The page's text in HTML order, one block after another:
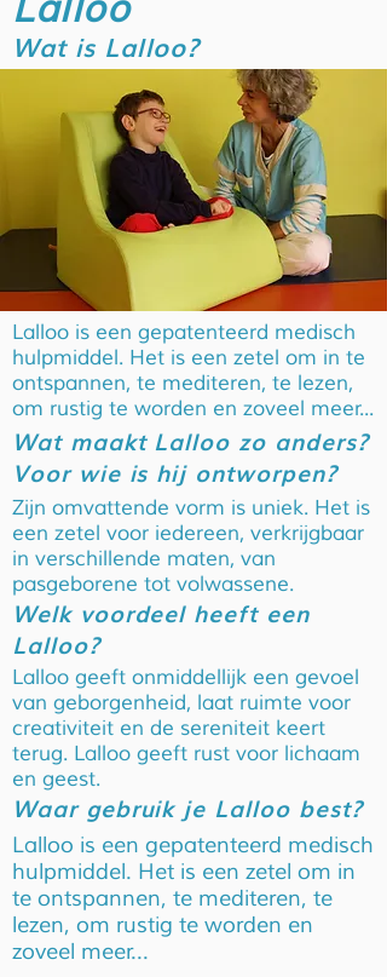
Wat is Lalloo?
Lalloo is een gepatenteerd medisch
hulpmiddel. Het is een zetel om in te
ontspannen, te mediteren, te lezen,
om rustig te worden en zoveel meer...
Wat maakt Lalloo zo anders?
Voor wie is hij ontworpen?
Zijn omvattende vorm is uniek. Het is
een zetel voor iedereen, verkrijgbaar
in verschillende maten, van
pasgeborene tot volwassene.
Welk voordeel heeft een
Lalloo?
Lalloo geeft onmiddellijk een gevoel
van geborgenheid, laat ruimte voor
creativiteit en de sereniteit keert
terug. Lalloo geeft rust voor lichaam
en geest.
Waar gebruik je Lalloo best?
Lalloo is een gepatenteerd medisch
hulpmiddel. Het is een zetel om in
te ontspannen, te mediteren, te
lezen, om rustig te worden en
zoveel meer...